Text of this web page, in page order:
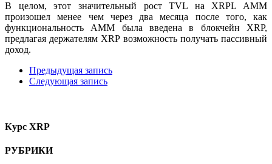
В целом, этот значительный рост TVL на XRPL AMM
произошел менее чем через два месяца после того, как
функциональность AMM была введена в блокчейн XRP,
предлагая держателям XRP возможность получать пассивный
доход.
Предыдущая запись
Следующая запись
Курс XRP
РУБРИКИ